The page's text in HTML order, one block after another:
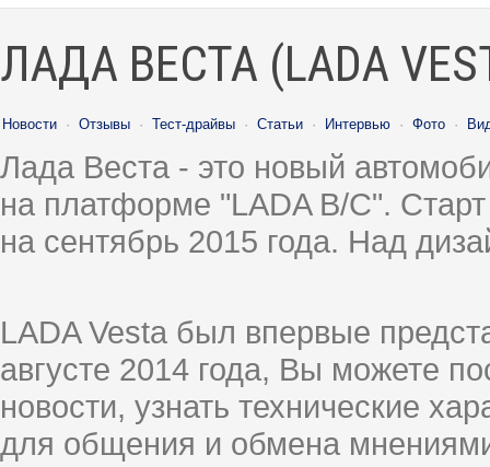
ЛАДА ВЕСТА (LADA
Новости · Отзывы · Тест-драйвы · Статьи · Интервью · Фото ·
Лада Веста - это новый
на платформе "LADA B/C".
на сентябрь 2015 года. Над
LADA Vesta был впервые
августе 2014 года, Вы можете
новости, узнать технические
для общения и обмена